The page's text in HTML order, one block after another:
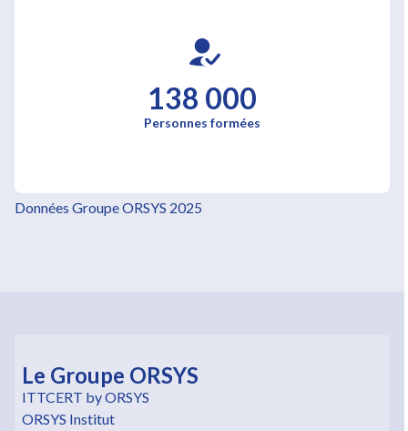
138 000
Personnes formées
Données Groupe ORSYS 2025
Le Groupe ORSYS
ITTCERT by ORSYS
ORSYS Institut